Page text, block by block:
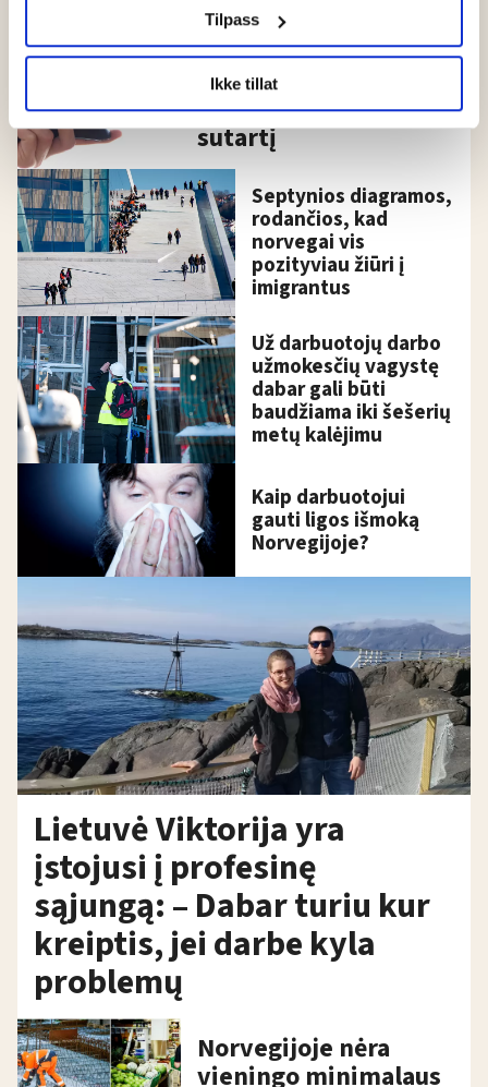
samtykke fra erklæringen om informasjonskapsler.
LO Medias publikasjoner frifagbevegelse.no, hk-nytt.no
og fontene.no bruker informasjonskapsler (cookies) for å
lære hvordan våre nettsider blir brukt slik at vi tilby
relevant innhold, tilpassede annonser og utarbeide
statistikk.
Vi deler bare informasjon om hvordan du bruker
nettstedet med LO Medias egne samarbeidspartnere
innenfor analyse og annonsering. Disse er angitt i
oversikten lengre ned på denne siden.
Tilpass
Ikke tillat
Naujo darbo
užmokesčio
nustatymas – jei
turite kolektyvinę
sutartį
Septynios diagramos,
rodančios, kad
norvegai vis
pozityviau žiūri į
imigrantus
Už darbuotojų darbo
užmokesčių vagystę
dabar gali būti
baudžiama iki šešerių
metų kalėjimu
Kaip darbuotojui
gauti ligos išmoką
Norvegijoje?
Lietuvė Viktorija yra
įstojusi į profesinę
sąjungą: – Dabar turiu kur
kreiptis, jei darbe kyla
problemų
Norvegijoje nėra
vieningo minimalaus